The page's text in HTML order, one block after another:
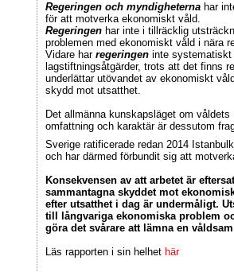
Regeringen och myndigheterna har
för att motverka ekonomiskt våld.
Regeringen har inte i tillräcklig
problemen med ekonomiskt våld i nära
Vidare har regeringen inte
lagstiftningsåtgärder, trots att det finns
underlättar utövandet av ekonomiskt
skydd mot utsatthet.
Det allmänna kunskapsläget om våldets
omfattning och karaktär är dessutom
Sverige ratificerade redan 2014
och har därmed förbundit sig att
Konsekvensen av att arbetet är
sammantagna skyddet mot
efter utsatthet i dag är undermåligt.
till långvariga ekonomiska problem
göra det svårare att lämna en
Läs rapporten i sin helhet här